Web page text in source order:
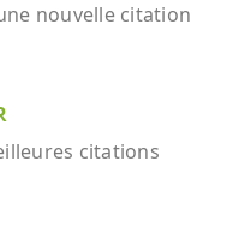
nouvelle citation
citations